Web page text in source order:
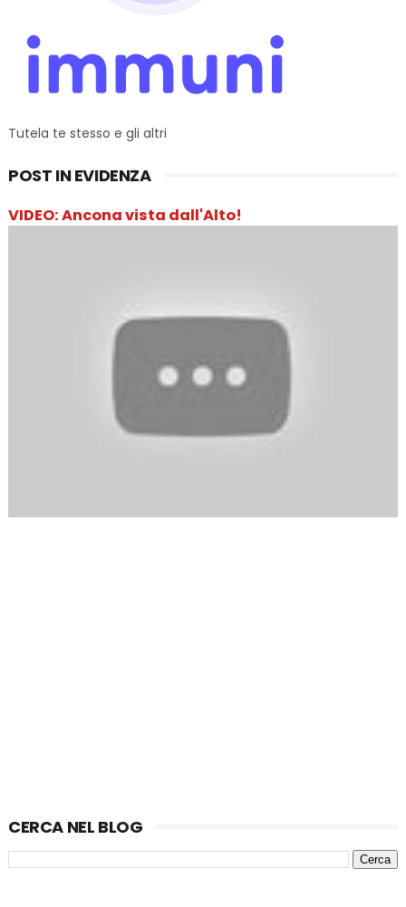
Tutela te stesso e gli altri
POST IN EVIDENZA
VIDEO: Ancona vista dall'Alto!
CERCA NEL BLOG